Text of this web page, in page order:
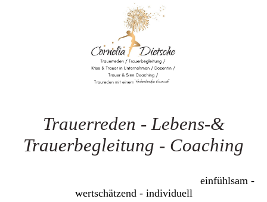
Trauerreden - Lebens-&
Trauerbegleitung - Coaching
einfühlsam -
wertschätzend - individuell